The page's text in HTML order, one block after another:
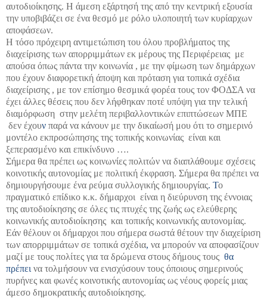
αυτοδιοίκησης. Η άμεση εξάρτησή της από την κεντρική εξουσία
την υποβιβάζει σε ένα θεσμό με ρόλο υλοποιητή των κυρίαρχων
αποφάσεων.
Η τόσο πρόχειρη αντιμετώπιση του όλου προβλήματος της
διαχείρισης των απορριμμάτων εκ μέρους της Περιφέρειας με
απούσα όπως πάντα την κοινωνία , με την φίμωση των δημάρχων
που έχουν διαφορετική άποψη και πρόταση για τοπικά σχέδια
διαχείρισης , με τον επίσημο θεσμικά φορέα τους τον ΦΟΔΣΑ να
έχει άλλες θέσεις που δεν λήφθηκαν ποτέ υπόψη για την τελική
διαμόρφωση στην μελέτη περιβαλλοντικών επιπτώσεων ΜΠΕ
δεν έχουν παρά να κάνουν με την δικαίωσή μου ότι το σημερινό
μοντέλο εκπροσώπησης της τοπικής κοινωνίας είναι και
ξεπερασμένο και επικίνδυνο ….
Σήμερα θα πρέπει ως κοινωνίες πολιτών να διαπλάθουμε σχέσεις
κοινοτικής αυτονομίας με πολιτική έκφραση. Σήμερα θα πρέπει να
δημιουργήσουμε ένα ρεύμα συλλογικής δημιουργίας. Το
πραγματικό επίδικο κ.κ. δήμαρχοι είναι η διεύρυνση της έννοιας
της αυτοδιοίκησης σε όλες τις πτυχές της ζωής ως ελεύθερης
κοινωνικής αυτοδιοίκησης και τοπικής κοινωνικής αυτονομίας.
Εάν θέλουν οι δήμαρχοι που σήμερα σωστά θέτουν την διαχείριση
των απορριμμάτων σε τοπικά σχέδια, να μπορούν να αποφασίζουν
μαζί με τους πολίτες για τα δρώμενα στους δήμους τους θα
πρέπει να τολμήσουν να ενισχύσουν τους όποιους σημερινούς
πυρήνες και φωνές κοινοτικής αυτονομίας ως νέους φορείς μιας
άμεσο δημοκρατικής αυτοδιοίκησης.